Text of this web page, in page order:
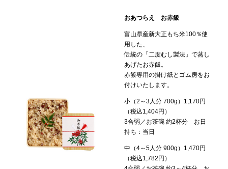
おあつらえ お赤飯
富山県産新大正もち米100％使
用した、
伝統の「二度むし製法」で蒸し
あげたお赤飯。
赤飯専用の掛け紙とゴム房をお
付けいたします。
小（2～3人分 700g）1,170円
（税込1,404円）
3合弱／お茶碗 約2杯分 お日
持ち：当日
中（4～5人分 900g）1,470円
（税込1,782円）